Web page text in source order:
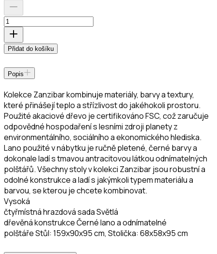
Přidat do košíku
Popis
Kolekce Zanzibar kombinuje materiály, barvy a textury,
které přinášejí teplo a střízlivost do jakéhokoli prostoru.
Použité akaciové dřevo je certifikováno FSC, což zaručuje
odpovědné hospodaření s lesními zdroji planety z
environmentálního, sociálního a ekonomického hlediska.
Lano použité v nábytku je ručně pletené, černé barvy a
dokonale ladí s tmavou antracitovou látkou odnímatelných
polštářů. Všechny stoly v kolekci Zanzibar jsou robustní a
odolné konstrukce a ladí s jakýmkoli typem materiálu a
barvou, se kterou je chcete kombinovat.
Vysoká
čtyřmístná hrazdová sada Světlá
dřevěná konstrukce Černé lano a odnímatelné
polštáře Stůl: 159x90x95 cm, Stolička: 68x58x95 cm